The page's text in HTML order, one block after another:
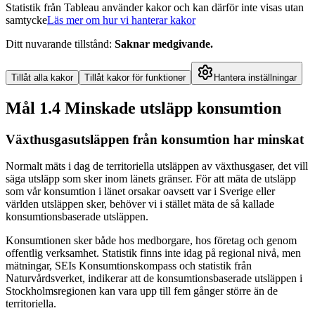
Statistik från Tableau använder kakor och kan därför inte visas utan
samtyckeLäs mer om hur vi hanterar kakor
Ditt nuvarande tillstånd: Saknar medgivande.
Tillåt alla kakor Tillåt kakor för funktioner Hantera inställningar
Mål 1.4 Minskade utsläpp konsumtion
Växthusgasutsläppen från konsumtion har minskat
Normalt mäts i dag de territoriella utsläppen av växthusgaser, det vill
säga utsläpp som sker inom länets gränser. För att mäta de utsläpp
som vår konsumtion i länet orsakar oavsett var i Sverige eller
världen utsläppen sker, behöver vi i stället mäta de så kallade
konsumtions­baserade utsläppen.
Konsumtionen sker både hos medborgare, hos företag och genom
offentlig verksamhet. Statistik finns inte idag på regional nivå, men
mätningar, SEIs Konsumtions­kompass och statistik från
Naturvårdsverket, indikerar att de konsumtions­baserade utsläppen i
Stockholms­regionen kan vara upp till fem gånger större än de
territoriella.